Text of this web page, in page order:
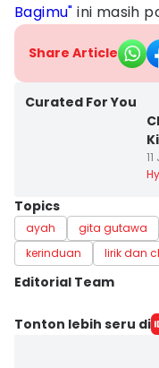
Bagimu" ini masih
Share Article
Curated For You
Topics
ayah gita gutawa
kerinduan
lirik dan
Editorial Team
Editor
Tonton lebih seru di